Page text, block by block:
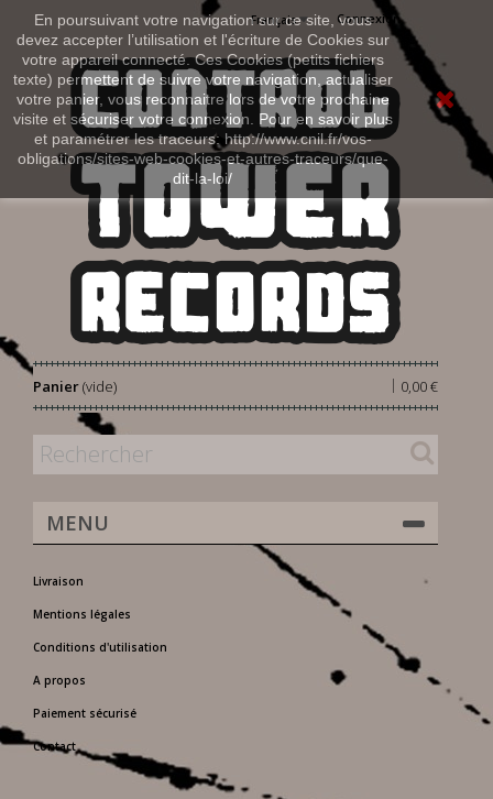
En poursuivant votre navigation sur ce site, vous
devez accepter l’utilisation et l'écriture de Cookies sur
votre appareil connecté. Ces Cookies (petits fichiers
texte) permettent de suivre votre navigation, actualiser
votre panier, vous reconnaitre lors de votre prochaine
visite et sécuriser votre connexion. Pour en savoir plus
et paramétrer les traceurs: http://www.cnil.fr/vos-
obligations/sites-web-cookies-et-autres-traceurs/que-
dit-la-loi/
Connexion
Français
Panier 0,00 €
|
(vide)
MENU
Livraison
Mentions légales
Conditions d'utilisation
A propos
Paiement sécurisé
Contact